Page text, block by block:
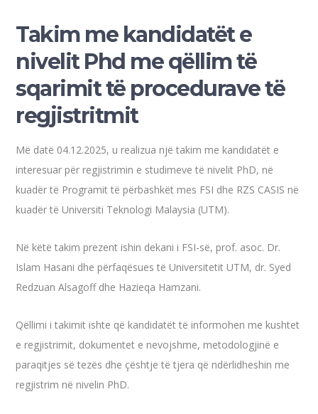
Takim me kandidatët e
nivelit Phd me qëllim të
sqarimit të procedurave të
regjistritmit
Më datë 04.12.2025, u realizua një takim me kandidatët e
interesuar për regjistrimin e studimeve të nivelit PhD, në
kuadër të Programit të përbashkët mes FSI dhe RZS CASIS në
kuadër të Universiti Teknologi Malaysia (UTM).
Në këtë takim prezent ishin dekani i FSI-së, prof. asoc. Dr.
Islam Hasani dhe përfaqësues të Universitetit UTM, dr. Syed
Redzuan Alsagoff dhe Hazieqa Hamzani.
Qëllimi i takimit ishte që kandidatët të informohen me kushtet
e regjistrimit, dokumentet e nevojshme, metodologjinë e
paraqitjes së tezës dhe çështje të tjera që ndërlidheshin me
regjistrim në nivelin PhD.